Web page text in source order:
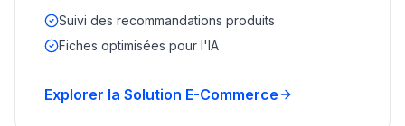
Suivi des recommandations produits
Fiches optimisées pour l'IA
Explorer la Solution E-Commerce